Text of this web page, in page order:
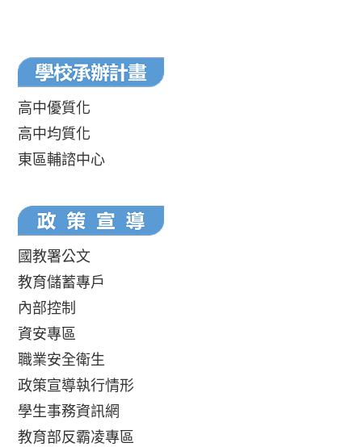
高中優質化
高中均質化
東區輔諮中心
國教署公文
教育儲蓄專戶
內部控制
資安專區
職業安全衛生
政策宣導執行情形
學生事務資訊網
教育部反霸凌專區